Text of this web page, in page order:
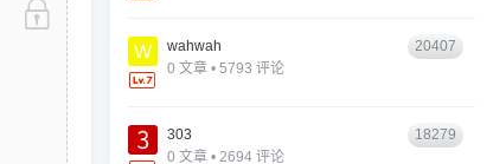
wahwah
0 文章 • 5793 评论
20407
303
0 文章 • 2694 评论
18279